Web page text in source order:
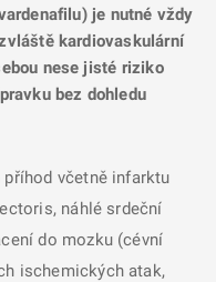
je nutné vždy
kardiovaskulární
nese jisté riziko
bez dohledu
včetně infarktu
náhlé srdeční
do mozku (cévní
ischemických atak,